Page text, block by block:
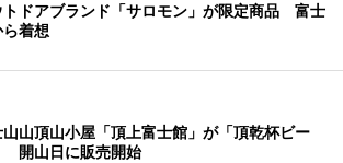
トドアブランド「サロモン」が限定商品 富士
ら着想
山頂山小屋「頂上富士館」が「頂乾杯ビー
開山日に販売開始